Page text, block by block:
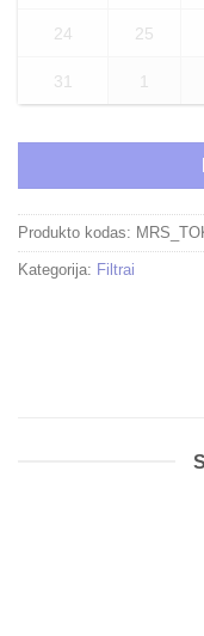
24 25
31
Produkto kodas:
Kategorija: Filtrai